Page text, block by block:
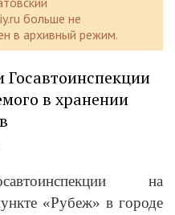
больше не
в архивный режим.
Госавтоинспекции
в хранении
на
«Рубеж» в городе